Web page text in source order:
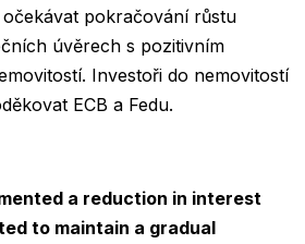
pokračování růstu
úvěrech s pozitivním
Investoři do nemovitostí
ECB a Fedu.
a reduction in interest
to maintain a gradual